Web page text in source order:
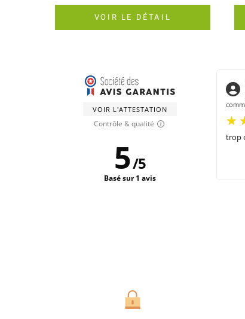
VOIR LE DÉTAIL
VOIR L'ATTESTATION
Contrôle & qualité
5/5
Basé sur 1 avis
trop